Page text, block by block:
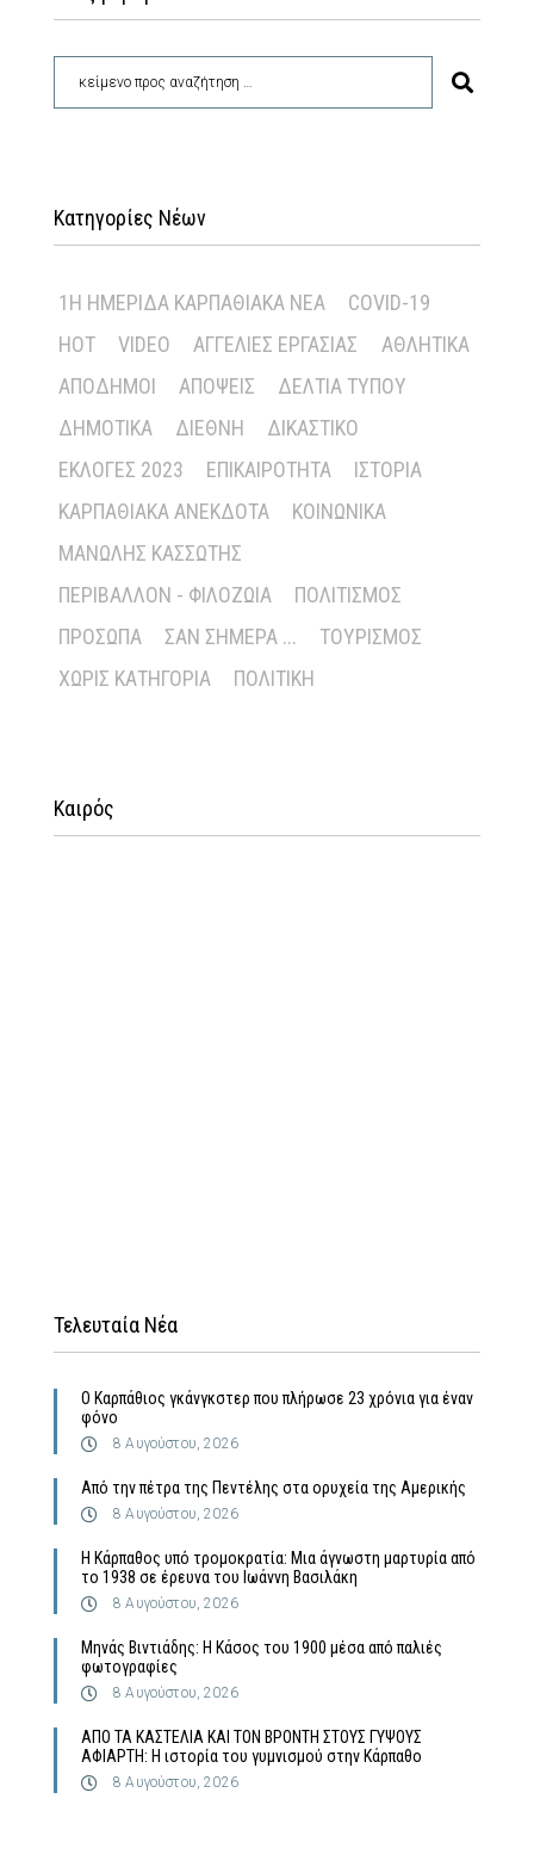
Κατηγορίες Νέων
1Η ΗΜΕΡΊΔΑ ΚΑΡΠΑΘΙΑΚΆ ΝΈΑ
COVID-19
HOT
VIDEO ΑΓΓΕΛΊΕΣ ΕΡΓΑΣΊΑΣ
ΑΘΛΗΤΙΚΆ
ΑΠΌΔΗΜΟΙ
ΑΠΌΨΕΙΣ
ΔΕΛΤΊΑ ΤΎΠΟΥ
ΔΗΜΟΤΙΚΆ
ΔΙΕΘΝΉ
ΔΙΚΑΣΤΙΚΌ
ΕΚΛΟΓΈΣ 2023
ΕΠΙΚΑΙΡΌΤΗΤΑ
ΙΣΤΟΡΊΑ
ΚΑΡΠΑΘΙΑΚΆ ΑΝΈΚΔΟΤΑ
ΚΟΙΝΩΝΙΚΆ
ΜΑΝΏΛΗΣ ΚΑΣΣΏΤΗΣ
ΠΕΡΙΒΆΛΛΟΝ - ΦΙΛΟΖΩΊΑ
ΠΟΛΙΤΙΣΜΌΣ
ΠΡΌΣΩΠΑ
ΣΑΝ ΣΉΜΕΡΑ ...
ΤΟΥΡΙΣΜΌΣ
ΧΩΡΊΣ ΚΑΤΗΓΟΡΊΑ
ΠΟΛΙΤΙΚΉ
Καιρός
Τελευταία Νέα
Ο Καρπάθιος γκάνγκστερ που πλήρωσε 23 χρόνια για έναν
φόνο
8 Αυγούστου, 2026
Από την πέτρα της Πεντέλης στα ορυχεία της Αμερικής
8 Αυγούστου, 2026
Η Κάρπαθος υπό τρομοκρατία: Μια άγνωστη μαρτυρία από
το 1938 σε έρευνα του Ιωάννη Βασιλάκη
8 Αυγούστου, 2026
Μηνάς Βιντιάδης: Η Κάσος του 1900 μέσα από παλιές
φωτογραφίες
8 Αυγούστου, 2026
ΑΠΟ ΤΑ ΚΑΣΤΕΛΙΑ ΚΑΙ ΤΟΝ ΒΡΟΝΤΗ ΣΤΟΥΣ ΓΥΨΟΥΣ
ΑΦΙΑΡΤΗ: Η ιστορία του γυμνισμού στην Κάρπαθο
8 Αυγούστου, 2026